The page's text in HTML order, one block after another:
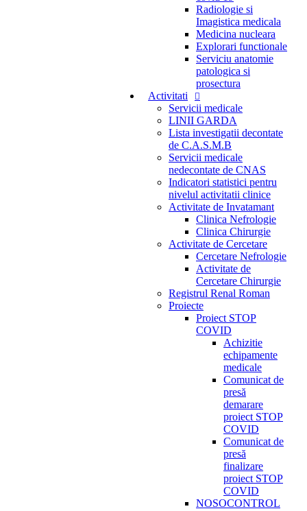
Radiologie si
Imagistica medicala
Medicina nucleara
Explorari functionale
Serviciu anatomie
patologica si
prosectura
Activitati
Servicii medicale
LINII GARDA
Lista investigatii decontate
de C.A.S.M.B
Servicii medicale
nedecontate de CNAS
Indicatori statistici pentru
nivelul activitatii clinice
Activitate de Invatamant
Clinica Nefrologie
Clinica Chirurgie
Activitate de Cercetare
Cercetare Nefrologie
Activitate de
Cercetare Chirurgie
Registrul Renal Roman
Proiecte
Proiect STOP
COVID
Achizitie
echipamente
medicale
Comunicat de
presă
demarare
proiect STOP
COVID
Comunicat de
presă
finalizare
proiect STOP
COVID
NOSOCONTROL